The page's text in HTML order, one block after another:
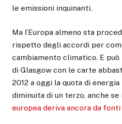
le emissioni inquinanti.
Ma l’Europa almeno sta
rispetto degli accordi per
cambiamento climatico. E
di Glasgow con le carte
2012 a oggi la quota di
diminuita di un terzo, anche se
europea deriva ancora da